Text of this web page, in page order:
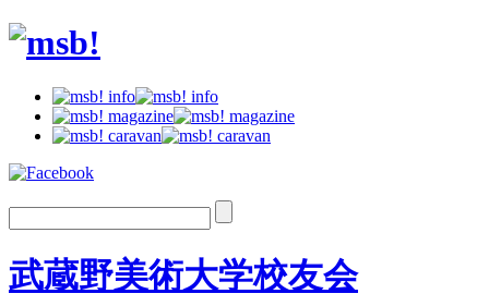
武蔵野美術大学校友会